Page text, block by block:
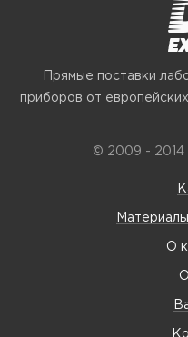
Прямые поставки
приборов от
© 2009 -
О